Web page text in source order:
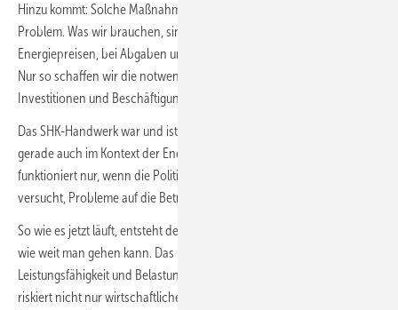
Hinzu kommt: Solche Maßnahmen lösen kein einziges strukturelles
Problem. Was wir brauchen, sind nachhaltige Entlastungen – bei
Energiepreisen, bei Abgaben und bei bürokratischen Belastungen.
Nur so schaffen wir die notwendige Planungssicherheit für
Investitionen und Beschäftigung.
Das SHK-Handwerk war und ist bereit, seinen Beitrag zu leisten –
gerade auch im Kontext der Energiewende. Aber dieses Miteinander
funktioniert nur, wenn die Politik ihre Aufgaben selbst erfüllt und nicht
versucht, Probleme auf die Betriebe abzuwälzen.
So wie es jetzt läuft, entsteht der Eindruck, dass hier ausgetestet wird,
wie weit man gehen kann. Das ist gefährlich. Denn wer dauerhaft die
Leistungsfähigkeit und Belastungsgrenzen des Mittelstands ignoriert,
riskiert nicht nur wirtschaftlichen Schaden, sondern auch weiteren